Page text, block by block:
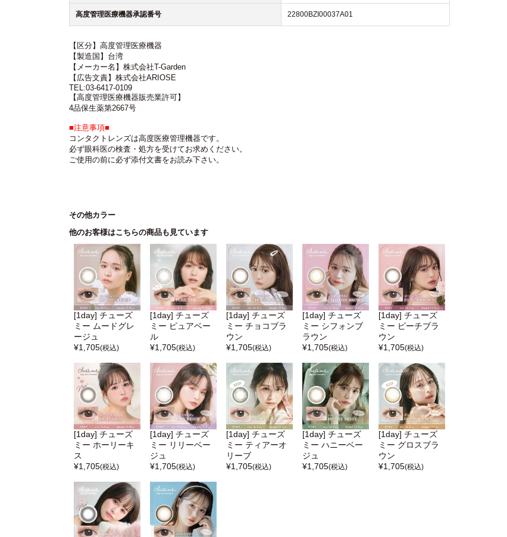
高度管理医療機器承認番号 22800BZI00037A01
【区分】高度管理医療機器
【製造国】台湾
【メーカー名】株式会社T-Garden
【広告文責】株式会社ARIOSE
TEL:03-6417-0109
【高度管理医療機器販売業許可】
4品保生薬第2667号
■注意事項■
コンタクトレンズは高度医療管理機器です。
必ず眼科医の検査・処方を受けてお求めください。
ご使用の前に必ず添付文書をお読み下さい。
その他カラー
他のお客様はこちらの商品も見ています
[1day] チューズ
ミー ムードグレ
ージュ
¥1,705(税込)
[1day] チューズ
ミー ピュアベー
ル
¥1,705(税込)
[1day] チューズ
ミー チョコブラ
ウン
¥1,705(税込)
[1day] チューズ
ミー シフォンブ
ラウン
¥1,705(税込)
[1day] チューズ
ミー ピーチブラ
ウン
¥1,705(税込)
[1day] チューズ
ミー ホーリーキ
ス
¥1,705(税込)
[1day] チューズ
ミー リリーベー
ジュ
¥1,705(税込)
[1day] チューズ
ミー ティアーオ
リーブ
¥1,705(税込)
[1day] チューズ
ミー ハニーベー
ジュ
¥1,705(税込)
[1day] チューズ
ミー グロスブラ
ウン
¥1,705(税込)